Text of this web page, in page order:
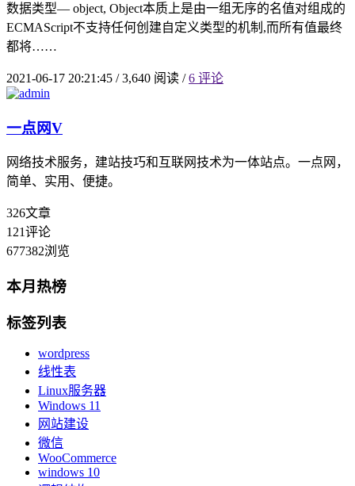
数据类型— object, Object本质上是由一组无序的名值对组成的
ECMAScript不支持任何创建自定义类型的机制,而所有值最终
都将……
2021-06-17 20:21:45 /3,640 阅读 / 6 评论
一点网V
网络技术服务，建站技巧和互联网技术为一体站点。一点网，
简单、实用、便捷。
326文章
121评论
677382浏览
本月热榜
标签列表
wordpress
线性表
Linux服务器
Windows 11
网站建设
微信
WooCommerce
windows 10